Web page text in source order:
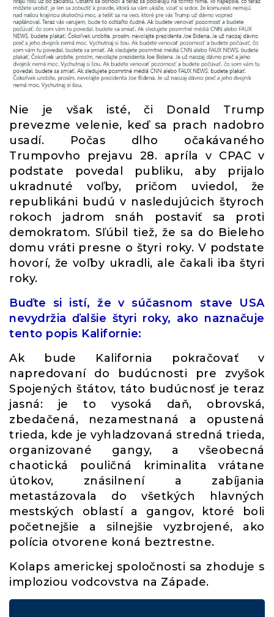
Nie je však isté, či Donald Trump
prevezme velenie, keď sa prach nadobro
usadí. Počas dlho očakávaného
Trumpovho prejavu 28. apríla v CPAC v
podstate povedal publiku, aby prijalo
ukradnuté voľby, pričom uviedol, že
republikáni budú v nasledujúcich štyroch
rokoch jadrom snáh postaviť sa proti
demokratom. Sľúbil tiež, že sa do Bieleho
domu vráti presne o štyri roky. V podstate
hovorí, že voľby ukradli, ale čakali iba štyri
roky.
Buďte si istí, že v súčasnom stave USA
nevydržia ďalšie štyri roky, ako naznačuje
tento popis Kalifornie:
Ak bude Kalifornia pokračovať v
napredovaní do budúcnosti pre zvyšok
Spojených štátov, táto budúcnosť je teraz
jasná: je to vysoká daň, obrovská,
zbedačená, nezamestnaná a opustená
trieda, kde je vyhladzovaná stredná trieda,
organizované gangy, a všeobecná
chaotická pouličná kriminalita vrátane
útokov, znásilnení a zabíjania
metastázovala do všetkých hlavných
mestských oblastí a gangov, ktoré boli
početnejšie a silnejšie vyzbrojené, ako
polícia otvorene koná beztrestne.
Kolaps americkej spoločnosti sa zhoduje s
imploziou vodcovstva na Západe.